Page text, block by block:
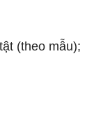
(theo mẫu);